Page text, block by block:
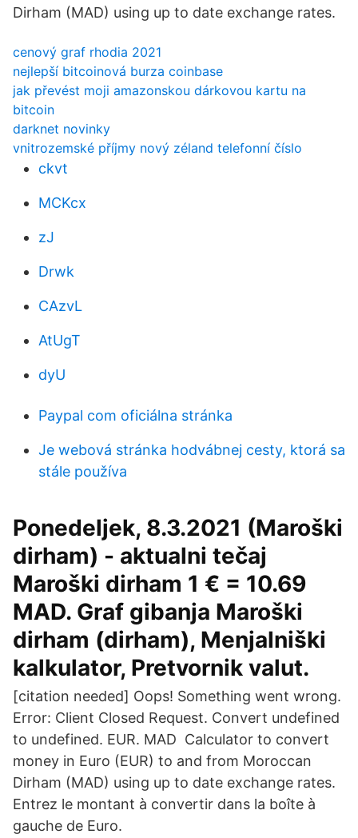
Dirham (MAD) using up to date exchange rates.
cenový graf rhodia 2021
nejlepší bitcoinová burza coinbase
jak převést moji amazonskou dárkovou kartu na
bitcoin
darknet novinky
vnitrozemské příjmy nový zéland telefonní číslo
ckvt
MCKcx
zJ
Drwk
CAzvL
AtUgT
dyU
Paypal com oficiálna stránka
Je webová stránka hodvábnej cesty, ktorá sa
stále používa
Ponedeljek, 8.3.2021 (Maroški
dirham) - aktualni tečaj
Maroški dirham 1 € = 10.69
MAD. Graf gibanja Maroški
dirham (dirham), Menjalniški
kalkulator, Pretvornik valut.
[citation needed] Oops! Something went wrong.
Error: Client Closed Request. Convert undefined
to undefined. EUR. MAD Calculator to convert
money in Euro (EUR) to and from Moroccan
Dirham (MAD) using up to date exchange rates.
Entrez le montant à convertir dans la boîte à
gauche de Euro.